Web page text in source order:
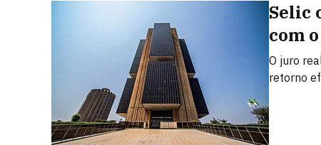
Selic
com
O juro
retorno